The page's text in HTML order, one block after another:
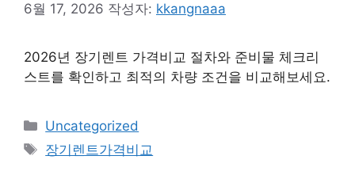
6월 17, 2026 작성자: kkangnaaa
2026년 장기렌트 가격비교 절차와 준비물 체크리
스트를 확인하고 최적의 차량 조건을 비교해보세요.
카
테
고
Uncategorized
태
장기렌트가격비교